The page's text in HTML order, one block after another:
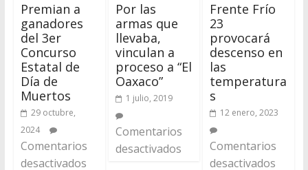
Premian a
ganadores
del 3er
Concurso
Estatal de
Día de
Muertos
29 octubre,
2024
Comentarios
desactivados
Por las
armas que
llevaba,
vinculan a
proceso a “El
Oaxaco”
1 julio, 2019
Comentarios
desactivados
Frente Frío
23
provocará
descenso en
las
temperatura
s
12 enero, 2023
Comentarios
desactivados